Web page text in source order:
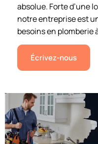
absolue. Forte d’une
notre entreprise est
besoins en plomberie
Écrivez-nous